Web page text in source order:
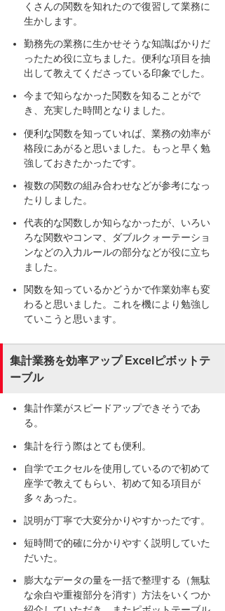
くさんの関数を知れたので復習して業務に
生かします。
勤務先の業務に生かせそうな知識ばかりだ
ったため役に立ちました。便利な項目を抽
出して教えてくださっている印象でした。
今まで知らなかった関数を知ることがで
き、充実した時間となりました。
便利な関数を知っていれば、業務の効率が
格段にあがると思いました。もっと早く勉
強しておきたかったです。
複数の関数の組み合わせなどが参考になっ
たりしました。
代表的な関数しか知らなかったが、いろい
ろな関数やコンマ、ダブルクォーテーショ
ンなどの入力ルールの部分などが役に立ち
ました。
関数を知っているかどうかで作業効率も変
わると思いました。これを機により勉強し
ていこうと思います。
集計業務を効率アップ Excelピボットテ
ーブル
集計作業がスピードアップできそうであ
る。
集計を行う際はとても便利。
自学でエクセルを使用しているので初めて
座学で教えてもらい、初めて知る項目が
多々あった。
説明が丁寧で大変分かりやすかったです。
短時間で的確に分かりやすく説明していた
だいた。
膨大なデータの量を一括で整理する（無駄
な余白や重複部分を消す）方法をいくつか